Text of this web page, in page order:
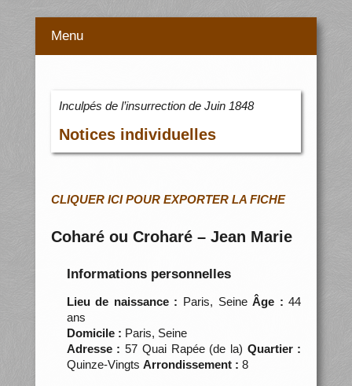
Menu
Inculpés de l’insurrection de Juin 1848
Notices individuelles
CLIQUER ICI POUR EXPORTER LA FICHE
Coharé ou Croharé – Jean Marie
Informations personnelles
Lieu de naissance : Paris, SeineÂge : 44
ans
Domicile : Paris, Seine
Adresse : 57 Quai Rapée (de la) Quartier :
Quinze-Vingts Arrondissement : 8